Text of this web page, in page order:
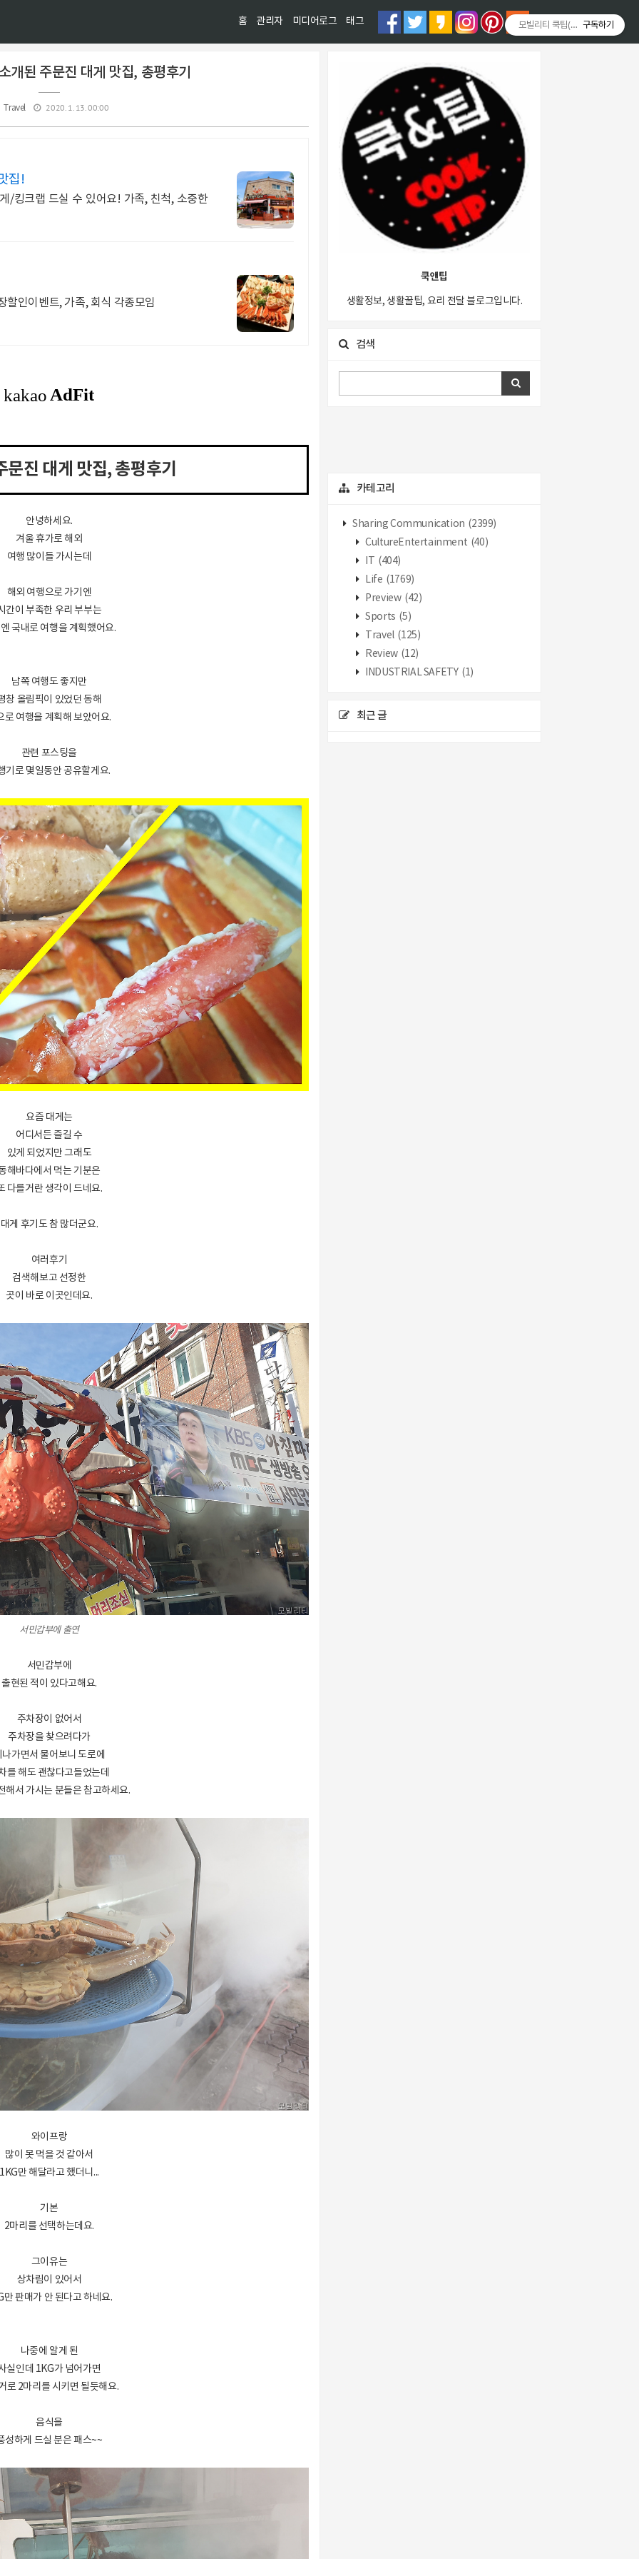
홈 관리자 미디어로그 태그
개된 주문진 대게 맛집, 총평후기
Travel 2020. 1. 13. 00:00
집!
/킹크랩 드실 수 있어요! 가족, 친척, 소중한
할인이벤트, 가족, 회식 각종모임
진 대게 맛집, 총평후기
안녕하세요.
겨울 휴가로 해외
여행 많이들 가시는데
해외 여행으로 가기엔
간이 부족한 우리 부부는
국내로 여행을 계획했어요.
남쪽 여행도 좋지만
창 올림픽이 있었던 동해
로 여행을 계획해 보았어요.
관련 포스팅을
기로 몇일동안 공유할게요.
요즘 대게는
어디서든 즐길 수
있게 되었지만 그래도
해바다에서 먹는 기분은
다를거란 생각이 드네요.
대게 후기도 참 많더군요.
여러후기
검색해보고 선정한
곳이 바로 이곳인데요.
서민갑부에 출연
서민갑부에
출현된 적이 있다고해요.
주차장이 없어서
주차장을 찾으려다가
나가면서 물어보니 도로에
를 해도 괜찮다고들었는데
해서 가시는 분들은 참고하세요.
와이프랑
많이 못 먹을 것 같아서
1KG만 해달라고 했더니...
기본
2마리를 선택하는데요.
그이유는
상차림이 있어서
만 판매가 안 된다고 하네요.
나중에 알게 된
실인데 1KG가 넘어가면
로 2마리를 시키면 될듯해요.
음식을
성하게 드실 분은 패스~~
쿡앤팁
생활정보, 생활꿀팁, 요리 전달 블로그입니다.
검색
카테고리
Sharing Communication (2399)
CultureEntertainment (40)
(404)
Life (1769)
Preview (42)
Sports (5)
Travel (125)
Review (12)
INDUSTRIAL SAFETY (1)
최근 글
티스토리툴바
모빌리티 쿡팁(Mobility
구독하기